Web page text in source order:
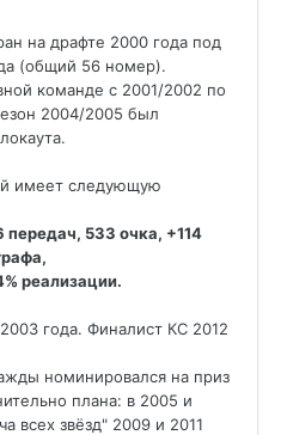
на драфте 2000 года под
(общий 56 номер).
команде с 2001/2002 по
2004/2005 был
имеет следующую
533 очка, +114
реализации.
года. Финалист КС 2012
номинировался на приз
плана: в 2005 и
всех звёзд" 2009 и 2011